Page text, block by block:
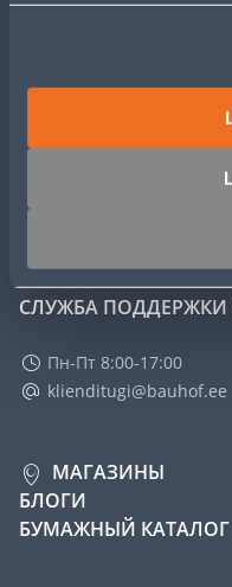
УСЛУГИ
КЛУБ МАСТЕРОВ
СЛУЖБА ПОДДЕРЖКИ
Пн-Пт 8:00-17:00
klienditugi@bauhof.ee
МАГАЗИНЫ
БЛОГИ
БУМАЖНЫЙ КАТАЛОГ